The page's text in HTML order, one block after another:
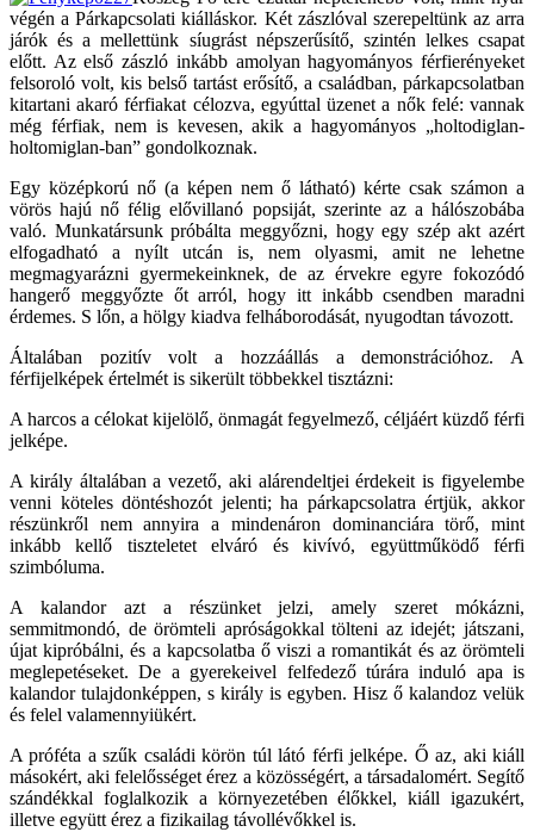
végén a Párkapcsolati kiálláskor. Két zászlóval szerepeltünk az arra
járók és a mellettünk síugrást népszerűsítő, szintén lelkes csapat
előtt. Az első zászló inkább amolyan hagyományos férfierényeket
felsoroló volt, kis belső tartást erősítő, a családban, párkapcsolatban
kitartani akaró férfiakat célozva, egyúttal üzenet a nők felé: vannak
még férfiak, nem is kevesen, akik a hagyományos „holtodiglan-
holtomiglan-ban” gondolkoznak.
Egy középkorú nő (a képen nem ő látható) kérte csak számon a
vörös hajú nő félig elővillanó popsiját, szerinte az a hálószobába
való. Munkatársunk próbálta meggyőzni, hogy egy szép akt azért
elfogadható a nyílt utcán is, nem olyasmi, amit ne lehetne
megmagyarázni gyermekeinknek, de az érvekre egyre fokozódó
hangerő meggyőzte őt arról, hogy itt inkább csendben maradni
érdemes. S lőn, a hölgy kiadva felháborodását, nyugodtan távozott.
Általában pozitív volt a hozzáállás a demonstrációhoz. A
férfijelképek értelmét is sikerült többekkel tisztázni:
A harcos a célokat kijelölő, önmagát fegyelmező, céljáért küzdő férfi
jelképe.
A király általában a vezető, aki alárendeltjei érdekeit is figyelembe
venni köteles döntéshozót jelenti; ha párkapcsolatra értjük, akkor
részünkről nem annyira a mindenáron dominanciára törő, mint
inkább kellő tiszteletet elváró és kivívó, együttműködő férfi
szimbóluma.
A kalandor azt a részünket jelzi, amely szeret mókázni,
semmitmondó, de örömteli apróságokkal tölteni az idejét; játszani,
újat kipróbálni, és a kapcsolatba ő viszi a romantikát és az örömteli
meglepetéseket. De a gyerekeivel felfedező túrára induló apa is
kalandor tulajdonképpen, s király is egyben. Hisz ő kalandoz velük
és felel valamennyiükért.
A próféta a szűk családi körön túl látó férfi jelképe. Ő az, aki kiáll
másokért, aki felelősséget érez a közösségért, a társadalomért. Segítő
szándékkal foglalkozik a környezetében élőkkel, kiáll igazukért,
illetve együtt érez a fizikailag távollévőkkel is.